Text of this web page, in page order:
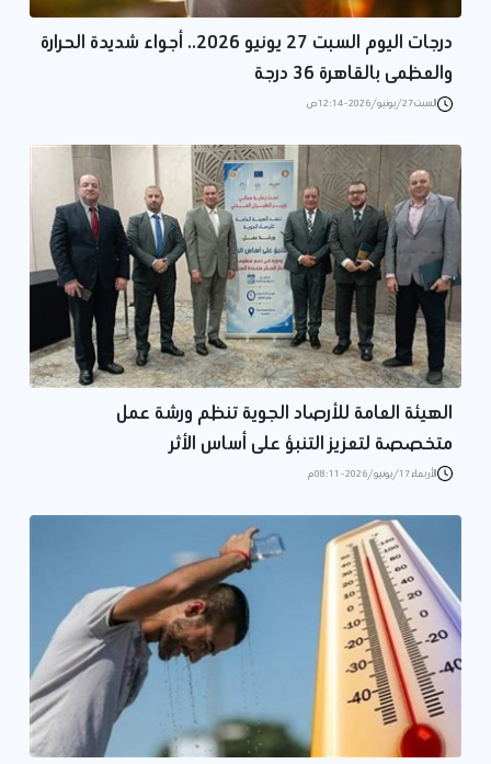
درجات اليوم السبت 27 يونيو 2026.. أجواء شديدة الحرارة
والعظمى بالقاهرة 36 درجة
السبت 27/يونيو/2026 - 12:14 ص
الهيئة العامة للأرصاد الجوية تنظم ورشة عمل
متخصصة لتعزيز التنبؤ على أساس الأثر
الأربعاء 17/يونيو/2026 - 08:11 م